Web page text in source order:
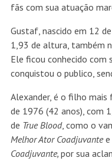
fãs com sua atuação
Gustaf, nascido em 12
1,93 de altura, também
Ele ficou conhecido com
conquistou o publico,
Alexander, é o filho mais
de 1976 (42 anos), com
de True Blood, como o
Melhor Ator Coadjuvantee
Coadjuvante, por sua